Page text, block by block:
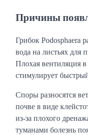
Причины
Грибок Podosphaera
вода на листьях для
Плохая вентиляция
стимулирует
Споры разносятся
почве в виде
из-за плохого
туманами болезнь